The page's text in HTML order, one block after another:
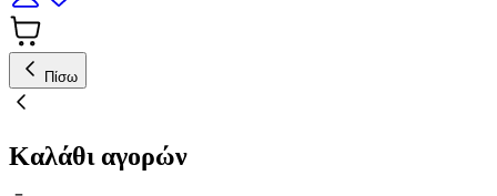
Πίσω
Καλάθι αγορών